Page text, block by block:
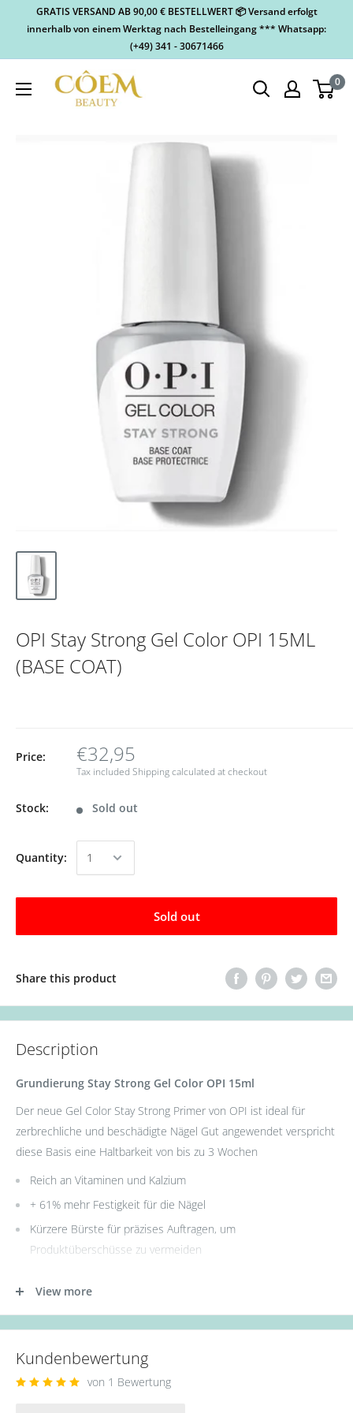
GRATIS VERSAND AB 90,00 € BESTELLWERT 📦 Versand erfolgt
innerhalb von einem Werktag nach Bestelleingang *** Whatsapp:
(+49) 341 - 30671466
0
OPI Stay Strong Gel Color OPI 15ML
(BASE COAT)
Price: €32,95
Tax included Shipping calculated at checkout
Stock: Sold out
Quantity:
Sold out
Share this product
Description
Grundierung Stay Strong Gel Color OPI 15ml
Der neue Gel Color Stay Strong Primer von OPI ist ideal für
zerbrechliche und beschädigte Nägel Gut angewendet verspricht
diese Basis eine Haltbarkeit von bis zu 3 Wochen
Reich an Vitaminen und Kalzium
+ 61% mehr Festigkeit für die Nägel
Kürzere Bürste für präzises Auftragen, um
Produktüberschüsse zu vermeiden
vor GelColor von OPI, um einen guten Halt zu gewährleisten
die GelColor Base kräftig und tragen Sie eine dünne,
gleichmäßige Schicht auf Säumen Sie die freien Kanten und
View more
Kundenbewertung
von 1 Bewertung